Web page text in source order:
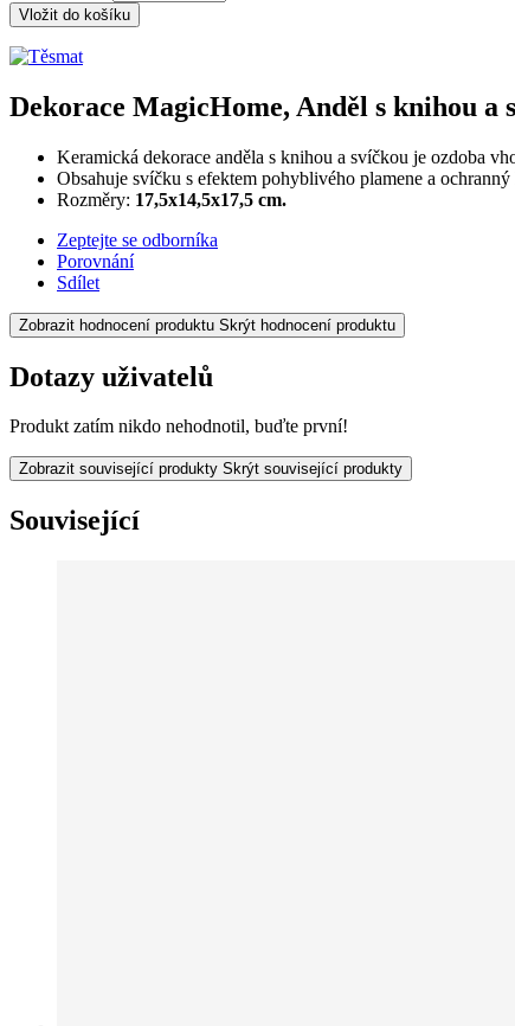
Vložit do košíku
Dekorace MagicHome, Anděl s knihou a
Keramická dekorace anděla s knihou a svíčkou je ozdoba
Obsahuje svíčku s efektem pohyblivého plamene a
Rozměry: 17,5x14,5x17,5 cm.
Zeptejte se odborníka
Porovnání
Sdílet
Zobrazit hodnocení produktu Skrýt hodnocení produktu
Dotazy uživatelů
Produkt zatím nikdo nehodnotil, buďte první!
Zobrazit související produkty Skrýt související produkty
Související